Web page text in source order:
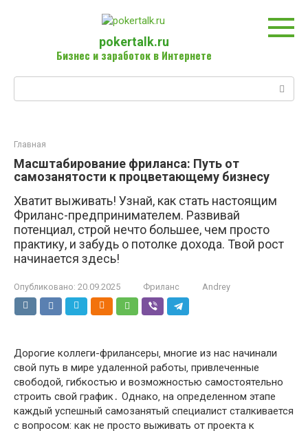
pokertalk.ru
Бизнес и заработок в Интернете
Главная
Масштабирование фриланса: Путь от
самозанятости к процветающему бизнесу
Хватит выживать! Узнай, как стать настоящим
Фриланс-предпринимателем. Развивай
потенциал, строй нечто большее, чем просто
практику, и забудь о потолке дохода. Твой рост
начинается здесь!
Опубликовано: 20.09.2025 Фриланс Andrey
Дорогие коллеги-фрилансеры‚ многие из нас начинали
свой путь в мире удаленной работы‚ привлеченные
свободой‚ гибкостью и возможностью самостоятельно
строить свой график․ Однако‚ на определенном этапе
каждый успешный самозанятый специалист сталкивается
с вопросом: как не просто выживать от проекта к